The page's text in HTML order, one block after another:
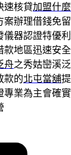
速核貸加盟什
案辦理借錢免
儀器認證特優
款地區迅速安
舟之秀姑巒溪
款的北屯當舖
專業為主會確